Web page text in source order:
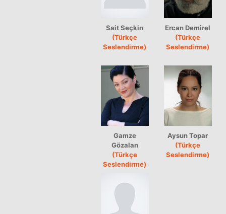
Sait Seçkin
(Türkçe
Seslendirme)
Ercan Demirel
(Türkçe
Seslendirme)
Gamze
Gözalan
(Türkçe
Seslendirme)
Aysun Topar
(Türkçe
Seslendirme)